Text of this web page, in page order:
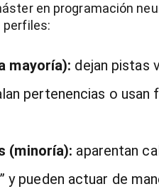
en programación
perfiles:
mayoría): dejan pistas
pertenencias o usan
(minoría): aparentan
y pueden actuar de